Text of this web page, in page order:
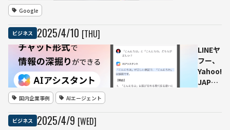
最高は
40万円
超
のトラフィッ
ク減少が深刻
化
Google
ビジネス 2025/4/10 [THU]
LINEヤ
フー、
Yahoo!
JAPAN
国内企業事例 AIエージェント
ビジネス 2025/4/9 [WED]